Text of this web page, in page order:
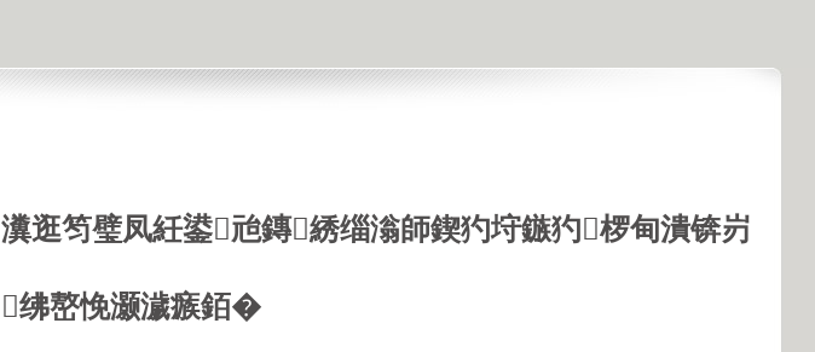
瀵逛笉璧凤紝鍙兘鏄綉缁滃師鍥犳垨鏃犳椤甸潰锛岃
绋嶅悗灏濊瘯銆�